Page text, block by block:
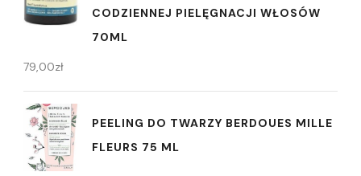
CODZIENNEJ PIELĘGNACJI WŁOSÓW
70ML
79,00zł
PEELING DO TWARZY BERDOUES MILLE
FLEURS 75 ML